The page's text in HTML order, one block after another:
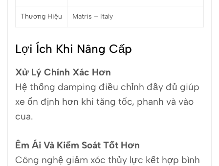
Thương Hiệu Matris – Italy
Lợi Ích Khi Nâng Cấp
Xử Lý Chính Xác Hơn
Hệ thống damping điều chỉnh đầy đủ giúp
xe ổn định hơn khi tăng tốc, phanh và vào
cua.
Êm Ái Và Kiểm Soát Tốt Hơn
Công nghệ giảm xóc thủy lực kết hợp bình